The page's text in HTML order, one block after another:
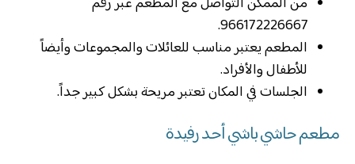
966172226667.
المطعم يعتبر مناسب للعائلات والمجموعات وأيضاً
للأطفال والأفراد.
الجلسات في المكان تعتبر مريحة بشكل كبير جداً.
مطعم حاشي باشي أحد رفيدة